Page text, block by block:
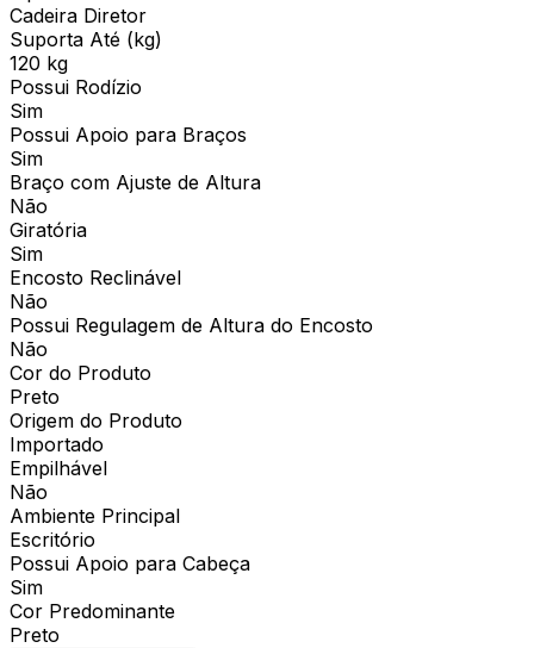
Cadeira Diretor
Suporta Até (kg)
120 kg
Possui Rodízio
Sim
Possui Apoio para Braços
Sim
Braço com Ajuste de Altura
Não
Giratória
Sim
Encosto Reclinável
Não
Possui Regulagem de Altura do Encosto
Não
Cor do Produto
Preto
Origem do Produto
Importado
Empilhável
Não
Ambiente Principal
Escritório
Possui Apoio para Cabeça
Sim
Cor Predominante
Preto